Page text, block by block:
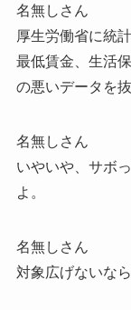
名無しさん
厚生労働省に統
最低賃金、生活
の悪いデータを
名無しさん
いやいや、サボ
よ。
名無しさん
対象広げないな